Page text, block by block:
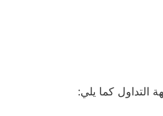
التداول كما يلي: